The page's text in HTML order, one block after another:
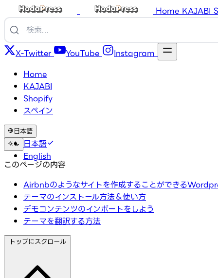
Home KAJABI
X-Twitter YouTube
Instagram
Home
KAJABI
Shopify
スペイン
日本語
日本語
English
このページの内容
Airbnbのようなサイトを作成することができる
テーマのインストール方法＆使い方
デモコンテンツのインポートをしよう
テーマを翻訳する方法
トップにスクロール